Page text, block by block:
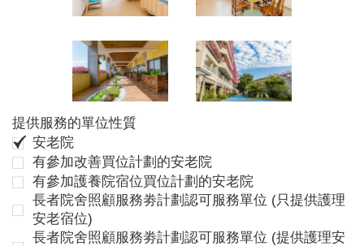
提供服務的單位性質
安老院
有參加改善買位計劃的安老院
有參加護養院宿位買位計劃的安老院
長者院舍照顧服務劵計劃認可服務單位 (只提供護理
安老宿位)
長者院舍照顧服務劵計劃認可服務單位 (提供護理安